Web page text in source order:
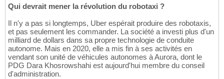
Qui devrait mener la révolution du robotaxi ?
Il n'y a pas si longtemps, Uber espérait produire des robotaxis,
et pas seulement les commander. La société a investi plus d'un
milliard de dollars dans sa propre technologie de conduite
autonome. Mais en 2020, elle a mis fin à ses activités en
vendant son unité de véhicules autonomes à Aurora, dont le
PDG Dara Khosrowshahi est aujourd'hui membre du conseil
d'administration.